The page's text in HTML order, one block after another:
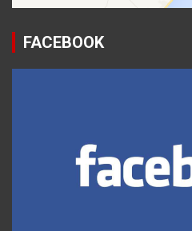
FACEBOOK